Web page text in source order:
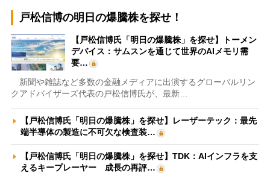
戸松信博の明日の爆騰株を探せ！
【戸松信博氏「明日の爆騰株」を探せ】トーメン
デバイス：サムスンを通じて世界のAIメモリ需
要…
新聞や雑誌など多数の金融メディアに出演するグローバルリン
クアドバイザーズ代表の戸松信博氏が、最新…
【戸松信博氏「明日の爆騰株」を探せ】レーザーテック：最先
端半導体の製造に不可欠な検査装…
【戸松信博氏「明日の爆騰株」を探せ】TDK：AIインフラを支
えるキープレーヤー 成長の再評…